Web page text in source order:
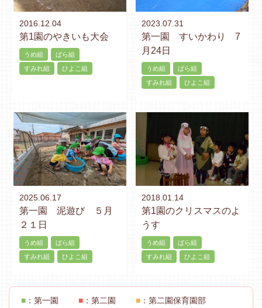
2016.12.04
第1園のやきいも大会
うめ組
ばら組
すみれ組
ひよこ組
2023.07.31
第一園 すいかわり 7
月24日
うめ組
ばら組
すみれ組
ひよこ組
2025.06.17
第一園 泥遊び ５月
２１日
うめ組
ばら組
すみれ組
ひよこ組
2018.01.14
第1園のクリスマスのよ
うす
うめ組
ばら組
すみれ組
ひよこ組
■ ：第一園 ■ ：第二園 ■ ：第二園保育園部